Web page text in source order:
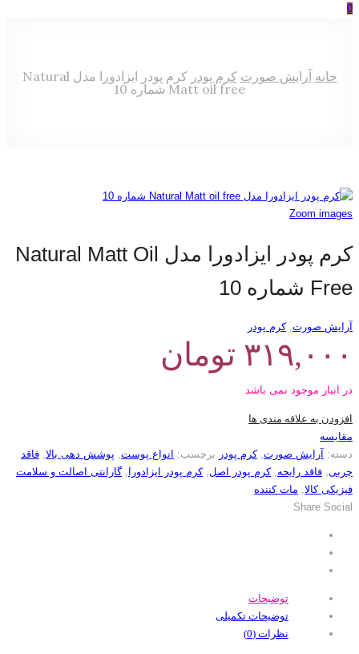
0
خانه آرایش صورت کرم پودر
کرم پودر ایزادورا مدل Natural
Matt oil free شماره 10
Zoom images
کرم پودر ایزادورا مدل Natural Matt Oil
Free شماره 10
آرایش صورت ,کرم پودر
۳۱۹,۰۰۰ تومان
در انبار موجود نمی باشد
افزودن به علاقه مندی ها
مقایسه
دسته: آرایش صورت ,کرم پودر برچسب: انواع پوست پوشش دهی بالا فاقد
چربی فاقد رایحه ,کرم پودر اصل ,کرم پودر ایزادورا ,گارانتی اصالت و سلامت
فیزیکی کالا مات کننده
Share Social
توضیحات
توضیحات تکمیلی
نظرات (0)